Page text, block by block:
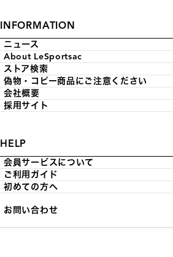
INFORMATION
ニュース
About LeSportsac
ストア検索
偽物・コピー商品にご注意ください
会社概要
採用サイト
HELP
会員サービスについて
ご利用ガイド
初めての方へ
お問い合わせ